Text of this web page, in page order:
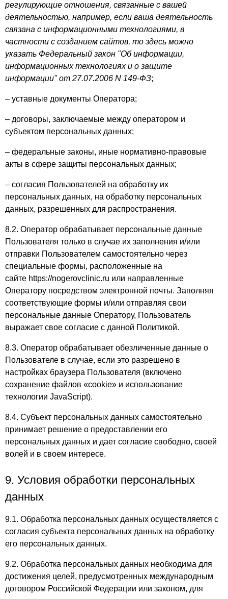
регулирующие отношения, связанные с вашей
деятельностью, например, если ваша деятельность
связана с информационными технологиями, в
частности с созданием сайтов, то здесь можно
указать Федеральный закон "Об информации,
информационных технологиях и о защите
информации" от 27.07.2006 N 149-ФЗ;
– уставные документы Оператора;
– договоры, заключаемые между оператором и
субъектом персональных данных;
– федеральные законы, иные нормативно-правовые
акты в сфере защиты персональных данных;
– согласия Пользователей на обработку их
персональных данных, на обработку персональных
данных, разрешенных для распространения.
8.2. Оператор обрабатывает персональные данные
Пользователя только в случае их заполнения и/или
отправки Пользователем самостоятельно через
специальные формы, расположенные на
сайте https://nogerovclinic.ru или направленные
Оператору посредством электронной почты. Заполняя
соответствующие формы и/или отправляя свои
персональные данные Оператору, Пользователь
выражает свое согласие с данной Политикой.
8.3. Оператор обрабатывает обезличенные данные о
Пользователе в случае, если это разрешено в
настройках браузера Пользователя (включено
сохранение файлов «cookie» и использование
технологии JavaScript).
8.4. Субъект персональных данных самостоятельно
принимает решение о предоставлении его
персональных данных и дает согласие свободно, своей
волей и в своем интересе.
9. Условия обработки персональных
данных
9.1. Обработка персональных данных осуществляется с
согласия субъекта персональных данных на обработку
его персональных данных.
9.2. Обработка персональных данных необходима для
достижения целей, предусмотренных международным
договором Российской Федерации или законом, для